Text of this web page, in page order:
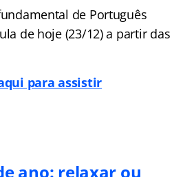
de Português
de hoje (23/12) a partir das
para assistir
ano: relaxar ou